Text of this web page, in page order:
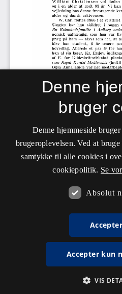
Denne
bruger
Denne hjemmeside
brugeroplevelsen. Ved at
samtykke til alle cookies i
cookiepolitik. Se
Absolut
Accepter kun
VIS